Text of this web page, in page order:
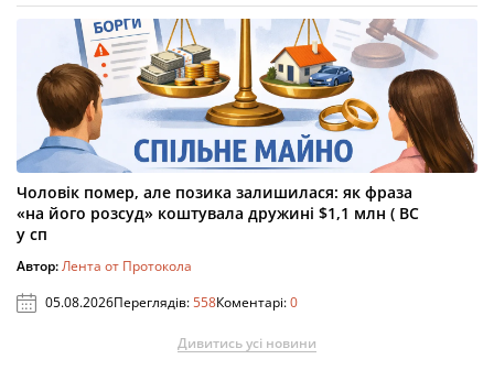
Чоловік помер, але позика залишилася: як фраза
«на його розсуд» коштувала дружині $1,1 млн ( ВС
у сп
Автор:Лента от Протокола
05.08.2026Переглядів:558Коментарі:0
Дивитись усі новини